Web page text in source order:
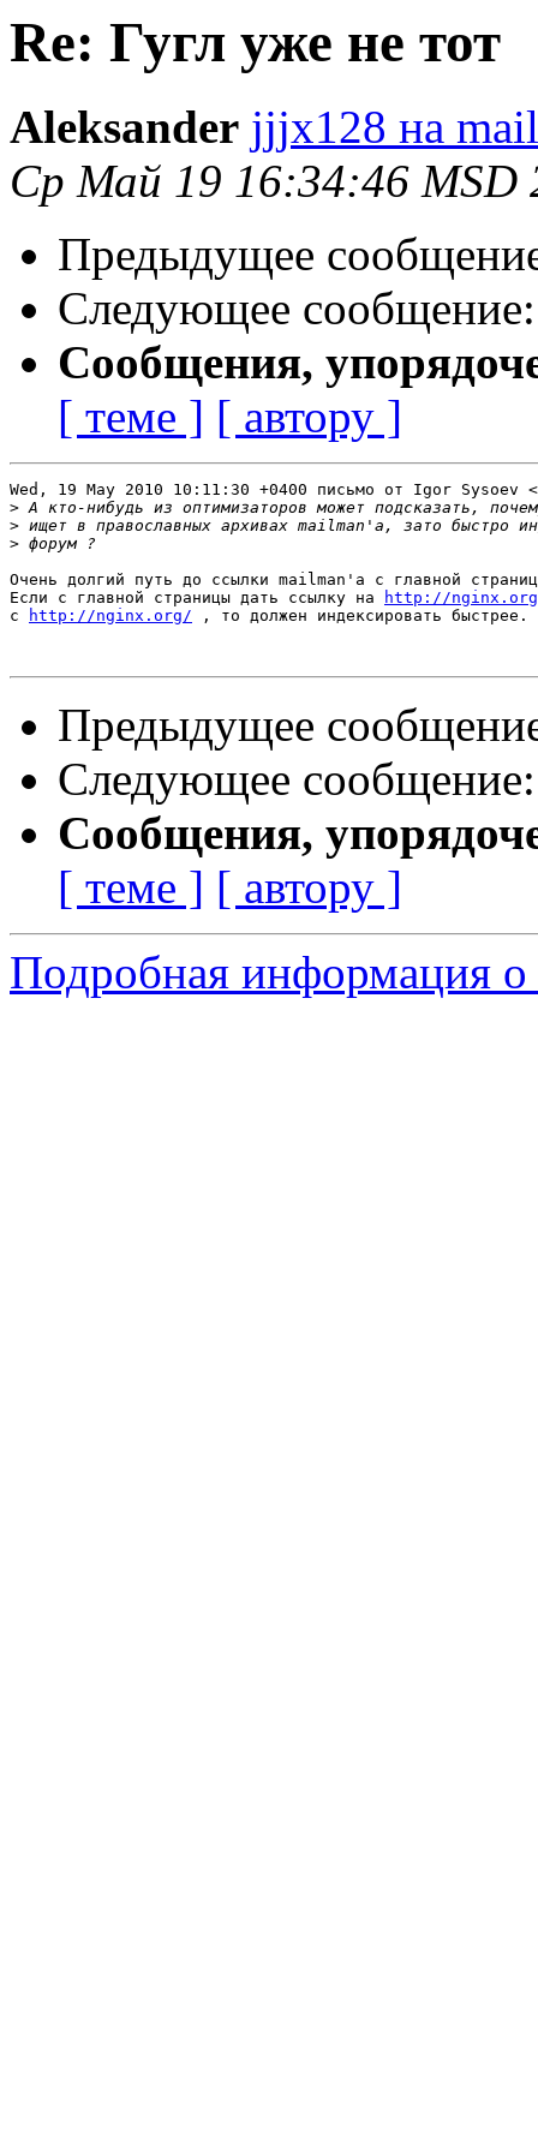
Re: Гугл уже не тот
Aleksander jjjx128 на
Ср Май 19 16:34:46 MSD
Предыдущее
Следующее
Сообщения,
[ теме ] [ автору ]
Wed, 19 May 2010 10:11:30 +0400 письмо от Igor Sysoev <
>
>
>
Очень долгий путь до ссылки mailman'а с главной
Если с главной страницы дать ссылку на
http://
с
http://nginx.org/ , то должен индексировать быстрее.
Предыдущее
Следующее
Сообщения,
[ теме ] [ автору ]
Подробная информация